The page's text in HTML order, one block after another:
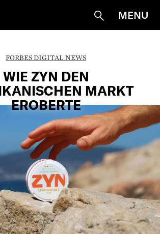
Suche
MENU
FORBES DIGITAL NEWS
WIE ZYN DEN
MARKT
EROBERTE